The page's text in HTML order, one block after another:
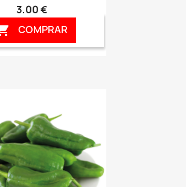
3,00 €
COMPRAR